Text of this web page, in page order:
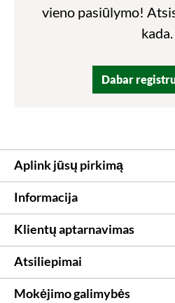
vieno pasiūlymo!
kada.
Dabar
Aplink jūsų pirkimą
Informacija
Klientų aptarnavimas
Atsiliepimai
Mokėjimo galimybės